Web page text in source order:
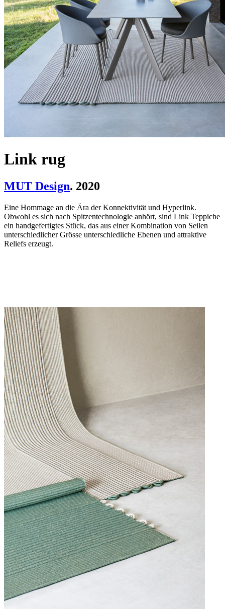
Link rug
MUT Design. 2020
Eine Hommage an die Ära der Konnektivität und Hyperlink.
Obwohl es sich nach Spitzentechnologie anhört, sind Link Teppiche
ein handgefertigtes Stück, das aus einer Kombination von Seilen
unterschiedlicher Grösse unterschiedliche Ebenen und attraktive
Reliefs erzeugt.